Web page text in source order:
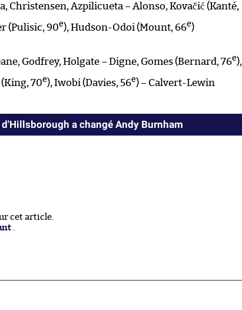
Christensen, Azpilicueta – Alonso, Kovačić (Kanté,
(Pulisic, 90e), Hudson-Odoi (Mount, 66e)
Godfrey, Holgate – Digne, Gomes (Bernard, 76e),
70e), Iwobi (Davies, 56e) – Calvert-Lewin
a changé Andy Burnham
cet article.